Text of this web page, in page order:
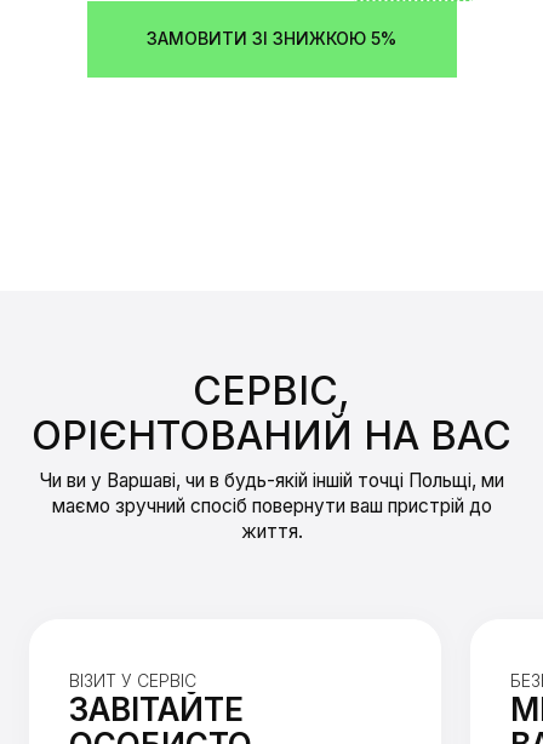
ЗАМОВИТИ ЗІ ЗНИЖКОЮ 5%
СЕРВІС,
ОРІЄНТОВАНИЙ НА ВАС
Чи ви у Варшаві, чи в будь-якій іншій точці Польщі, ми
маємо зручний спосіб повернути ваш пристрій до
життя.
ВІЗИТ У СЕРВІС
ЗАВІТАЙТЕ